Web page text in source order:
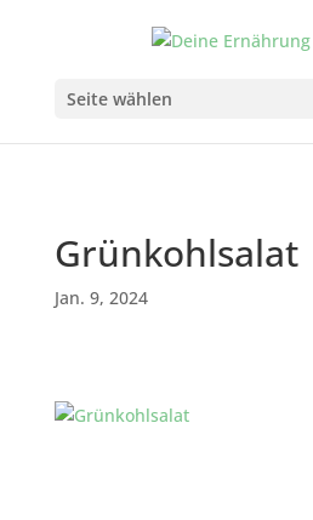
Seite wählen
Grünkohlsalat
Jan. 9, 2024